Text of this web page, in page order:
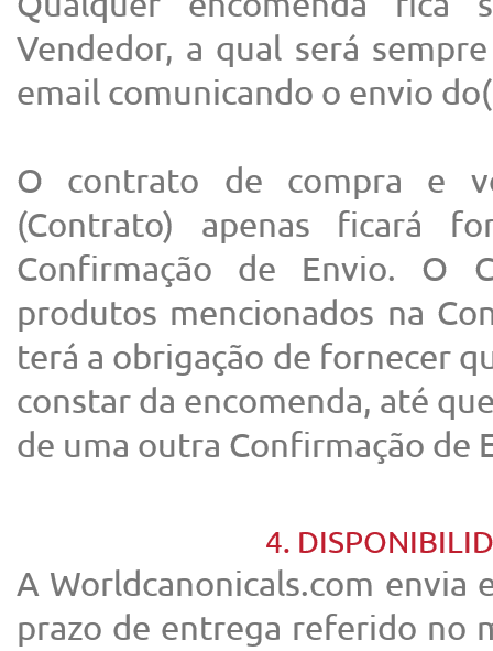
Vendedor, a qual será
email comunicando o envio
O contrato de compra e
(Contrato) apenas ficará
Confirmação de Envio. O
produtos mencionados na
terá a obrigação de fornecer
constar da encomenda, até
de uma outra Confirmação de
4.
A Worldcanonicals.com envia
prazo de entrega referido no